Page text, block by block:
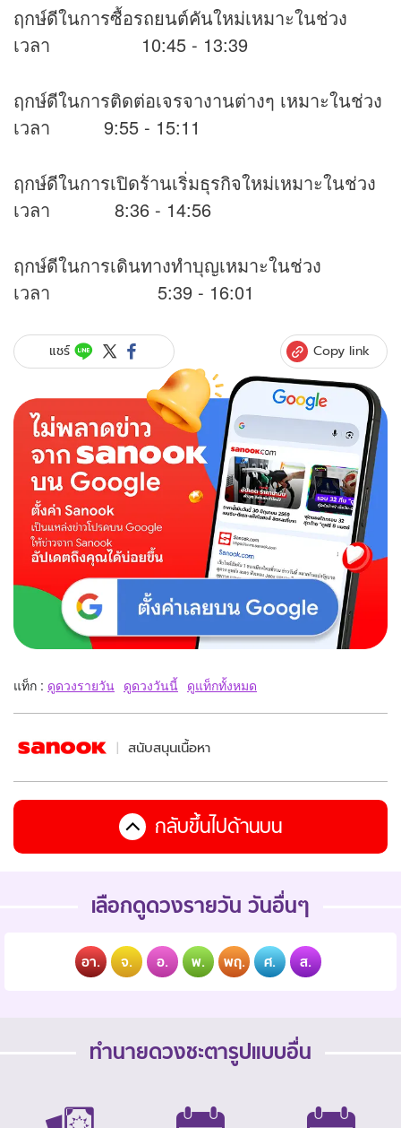
ฤกษ์ดีในการซื้อรถยนต์คันใหม่เหมาะในช่วง
เวลา 10:45 - 13:39
ฤกษ์ดีในการติดต่อเจรจางานต่างๆ เหมาะในช่วง
เวลา 9:55 - 15:11
ฤกษ์ดีในการเปิดร้านเริ่มธุรกิจใหม่เหมาะในช่วง
เวลา 8:36 - 14:56
ฤกษ์ดีในการเดินทางทำบุญเหมาะในช่วง
เวลา 5:39 - 16:01
แชร์ Copy link
แท็ก : ดูดวงรายวัน ดูดวงวันนี้ ดูแท็กทั้งหมด
สนับสนุนเนื้อหา
กลับขึ้นไปด้านบน
เลือกดูดวงรายวัน วันอื่นๆ
อา. จ. อ. พ. พฤ. ศ. ส.
ทำนายดวงชะตารูปแบบอื่น